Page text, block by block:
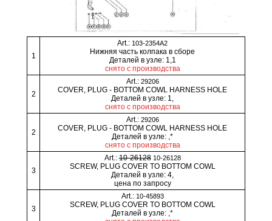
1
Art.: 103-2354A2
Нижняя часть колпака в сборе
Деталей в узле: 1,1
снято с производства
2
Art.: 29206
COVER, PLUG - BOTTOM COWL HARNESS HOLE
Деталей в узле: 1,
снято с производства
2
Art.: 29206
COVER, PLUG - BOTTOM COWL HARNESS HOLE
Деталей в узле: ,*
снято с производства
3
Art.:10-26128 10-26128
SCREW, PLUG COVER TO BOTTOM COWL
Деталей в узле: 4,
цена по запросу
3
Art.: 10-45893
SCREW, PLUG COVER TO BOTTOM COWL
Деталей в узле: ,*